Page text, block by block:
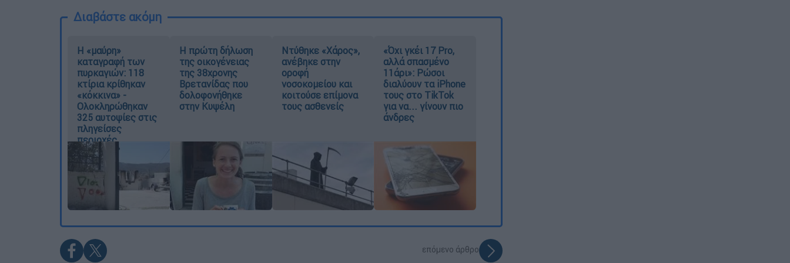
Διαβάστε ακόμη
Η «μαύρη»
καταγραφή των
πυρκαγιών: 118
κτίρια κρίθηκαν
«κόκκινα» -
Ολοκληρώθηκαν
325 αυτοψίες στις
πληγείσες
περιοχές
Η πρώτη δήλωση
της οικογένειας
της 38χρονης
Βρετανίδας που
δολοφονήθηκε
στην Κυψέλη
Ντύθηκε «Χάρος»,
ανέβηκε στην
οροφή
νοσοκομείου και
κοιτούσε επίμονα
τους ασθενείς
«Όχι γκέι 17 Pro,
αλλά σπασμένο
11άρι»: Ρώσοι
διαλύουν τα iPhone
τους στο TikTok
για να... γίνουν πιο
άνδρες
επόμενο άρθρο